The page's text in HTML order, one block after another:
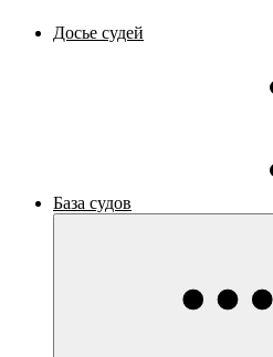
Досье судей
База судов